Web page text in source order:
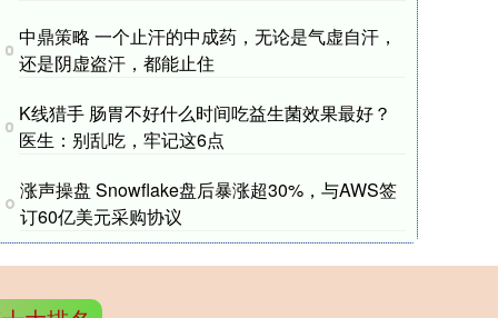
中鼎策略 一个止汗的中成药，无论是气虚自汗，
还是阴虚盗汗，都能止住
K线猎手 肠胃不好什么时间吃益生菌效果最好？
医生：别乱吃，牢记这6点
涨声操盘 Snowflake盘后暴涨超30%，与AWS签
订60亿美元采购协议